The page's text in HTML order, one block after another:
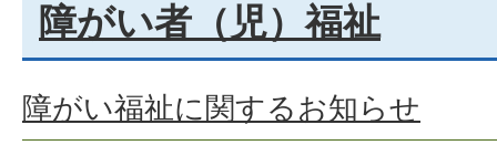
障がい者（児）福祉
障がい福祉に関するお知らせ